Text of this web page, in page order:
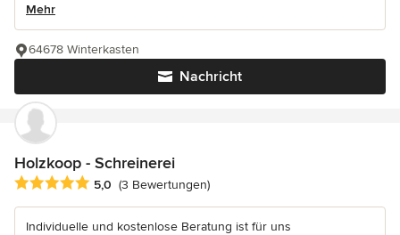
Mehr
Nachricht
64678 Winterkasten
Holzkoop - Schreinerei
Durchschnittliche Bewertung: 5 von 5 Sternen
5,0 (3 Bewertungen)
Individuelle und kostenlose Beratung ist für uns